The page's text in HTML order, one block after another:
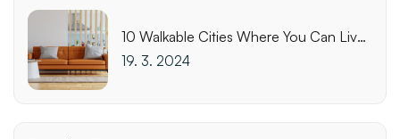
10 Walkable Cities Where You Can Live
Affordably
19. 3. 2024